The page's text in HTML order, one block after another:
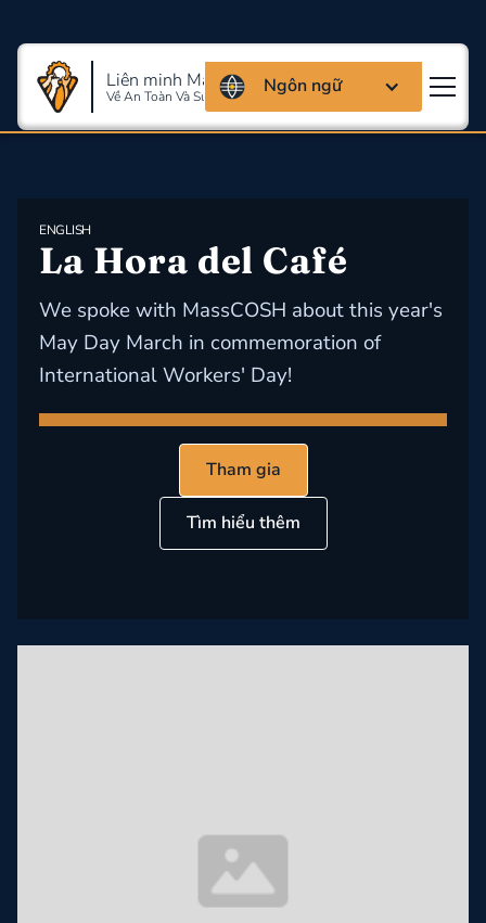
Liên minh Massachusettes
Về An Toàn Và Sức Khỏe Lao Động
Ngôn ngữ
ENGLISH
La Hora del Café
We spoke with MassCOSH about this year's
May Day March in commemoration of
International Workers' Day!
Tham gia
Tìm hiểu thêm